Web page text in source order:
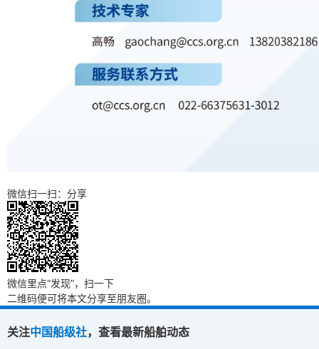
微信扫一扫：分享
微信里点“发现”，扫一下
二维码便可将本文分享至朋友圈。
关注中国船级社，查看最新船舶动态